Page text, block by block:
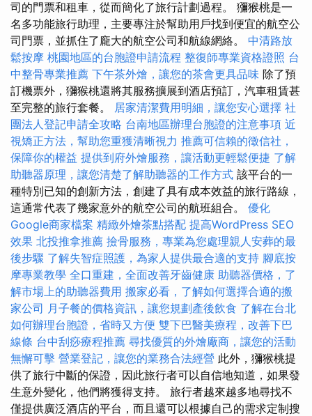
司的門票和租車，從而簡化了旅行計劃過程。 獼猴桃是一
名多功能旅行助理，主要專注於幫助用戶找到便宜的航空公
司門票，並抓住了龐大的航空公司和航線網絡。 中清路放
鬆按摩 桃園地區的台胞證申請流程 整復師專業資格證照 台
中整骨專業推薦 下午茶外燴，讓您的茶會更具品味 除了預
訂機票外，獼猴桃還將其服務擴展到酒店預訂，汽車租賃甚
至完整的旅行套餐。 居家清潔費用明細，讓您安心選擇 社
團法人登記申請全攻略 台南地區辦理台胞證的注意事項 近
視矯正方法，幫助您重獲清晰視力 推薦可信賴的徵信社，
保障你的權益 提供到府外燴服務，讓活動更輕鬆便捷 了解
助聽器原理，讓您清楚了解助聽器的工作方式 該平台的一
種特別已知的創新方法，創建了具有成本效益的旅行路線，
這通常代表了幾家意外的航空公司的航班組合。 優化
Google商家檔案 精緻外燴茶點搭配 提高WordPress SEO
效果 北投推拿推薦 撿骨服務，專業為您處理親人安葬的最
後步驟 了解失智症照護，為家人提供最合適的支持 腳底按
摩專業教學 全口重建，全面改善牙齒健康 助聽器價格，了
解市場上的助聽器費用 搬家必看，了解如何選擇合適的搬
家公司 月子餐的價格資訊，讓您規劃產後飲食 了解在台北
如何辦理台胞證，省時又方便 雙下巴醫美療程，改善下巴
線條 台中刮痧療程推薦 尋找優質的外燴廠商，讓您的活動
無懈可擊 營業登記，讓您的業務合法經營 此外，獼猴桃提
供了旅行中斷的保證，因此旅行者可以自信地知道，如果發
生意外變化，他們將獲得支持。 旅行者越來越多地尋找不
僅提供廣泛酒店的平台，而且還可以根據自己的需求定制搜